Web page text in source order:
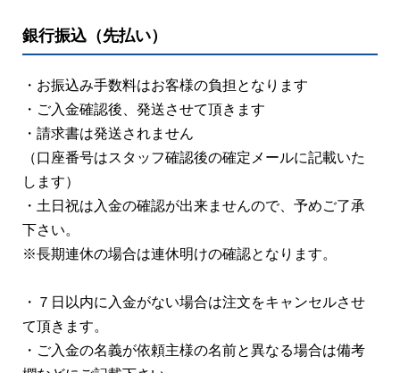
銀行振込（先払い）
・お振込み手数料はお客様の負担となります
・ご入金確認後、発送させて頂きます
・請求書は発送されません
（口座番号はスタッフ確認後の確定メールに記載いた
します）
・土日祝は入金の確認が出来ませんので、予めご了承
下さい。
※長期連休の場合は連休明けの確認となります。
・７日以内に入金がない場合は注文をキャンセルさせ
て頂きます。
・ご入金の名義が依頼主様の名前と異なる場合は備考